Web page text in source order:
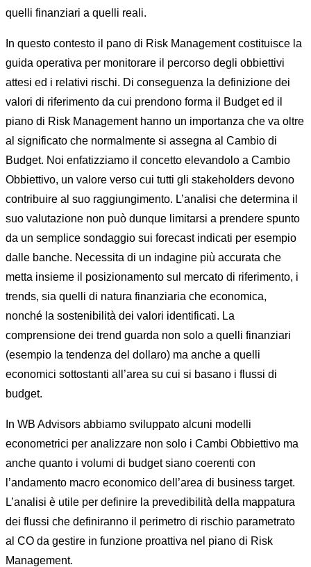
quelli finanziari a quelli reali.
In questo contesto il pano di Risk Management costituisce la
guida operativa per monitorare il percorso degli obbiettivi
attesi ed i relativi rischi. Di conseguenza la definizione dei
valori di riferimento da cui prendono forma il Budget ed il
piano di Risk Management hanno un importanza che va oltre
al significato che normalmente si assegna al Cambio di
Budget. Noi enfatizziamo il concetto elevandolo a Cambio
Obbiettivo, un valore verso cui tutti gli stakeholders devono
contribuire al suo raggiungimento. L’analisi che determina il
suo valutazione non può dunque limitarsi a prendere spunto
da un semplice sondaggio sui forecast indicati per esempio
dalle banche. Necessita di un indagine più accurata che
metta insieme il posizionamento sul mercato di riferimento, i
trends, sia quelli di natura finanziaria che economica,
nonché la sostenibilità dei valori identificati. La
comprensione dei trend guarda non solo a quelli finanziari
(esempio la tendenza del dollaro) ma anche a quelli
economici sottostanti all’area su cui si basano i flussi di
budget.
In WB Advisors abbiamo sviluppato alcuni modelli
econometrici per analizzare non solo i Cambi Obbiettivo ma
anche quanto i volumi di budget siano coerenti con
l’andamento macro economico dell’area di business target.
L’analisi è utile per definire la prevedibilità della mappatura
dei flussi che definiranno il perimetro di rischio parametrato
al CO da gestire in funzione proattiva nel piano di Risk
Management.